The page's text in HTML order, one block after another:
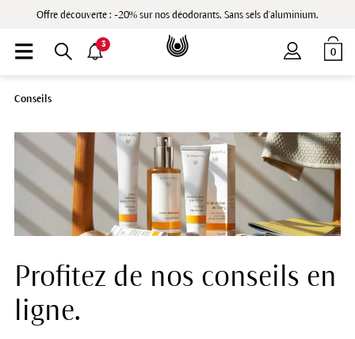
Offre découverte : -20% sur nos déodorants. Sans sels d'aluminium.
0
3
Conseils
Profitez de nos conseils en
ligne.